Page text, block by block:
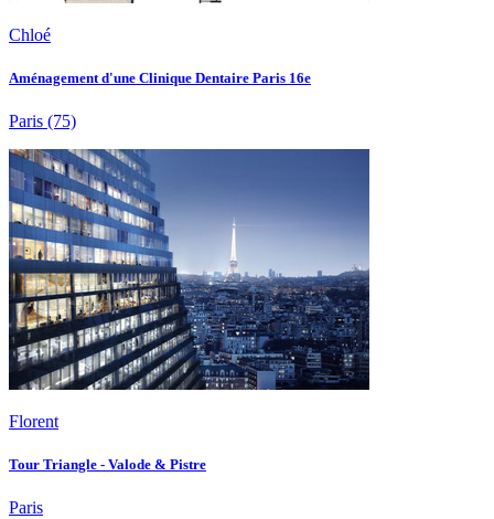
Chloé
Aménagement d'une Clinique Dentaire Paris 16e
Paris (75)
Florent
Tour Triangle - Valode & Pistre
Paris